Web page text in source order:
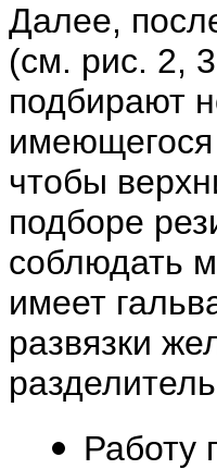
Далее,
(см. рис. 2,
подбирают
имеющегося
чтобы
подборе
соблюдать
имеет
развязки
Работу